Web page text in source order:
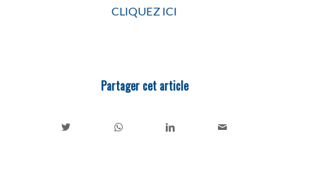
CLIQUEZ ICI
Partager cet article